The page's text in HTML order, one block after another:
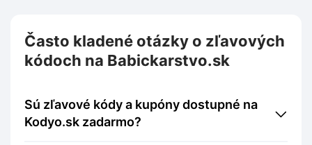
Často kladené otázky o zľavových
kódoch na Babickarstvo.sk
Sú zľavové kódy a kupóny dostupné na
Kodyo.sk zadarmo?